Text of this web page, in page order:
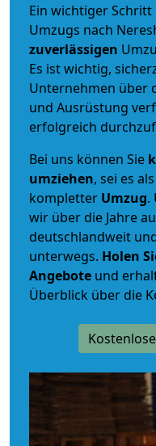
Ein wichtiger
Umzugs nach
zuverlässigen
Es ist wichtig,
Unternehmen über
und Ausrüstung
erfolgreich
Bei uns können Sie
umziehen, sei es als
kompletter Umzug.
wir über die Jahre
deutschlandweit
unterwegs. Holen
Angebote und
Überblick über die